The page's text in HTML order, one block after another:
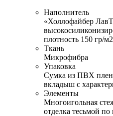
Наполнитель
«Холлофайбер
плотность 150 гр/
Ткань
Микрофибра
Упаковка
Сумка из ПВХ
вкладыш с
Элементы
Многоигольная
отделка тесьмой по